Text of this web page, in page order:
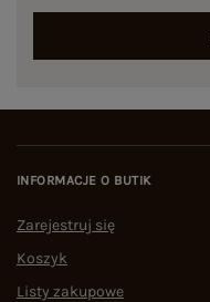
INFORMACJE O BUTIK
Zarejestruj się
Koszyk
Listy zakupowe